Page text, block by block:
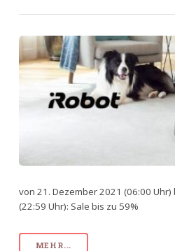
von 21. Dezember 2021 (06:00 Uhr)
(22:59 Uhr): Sale bis zu 59%
MEHR...